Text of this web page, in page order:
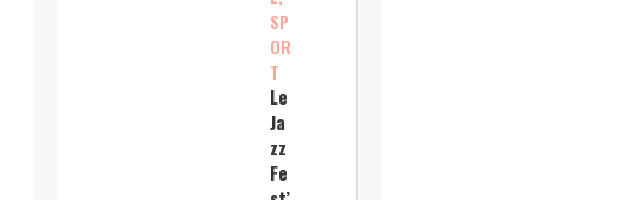
SP
OR
T
Le
Ja
zz
Fe